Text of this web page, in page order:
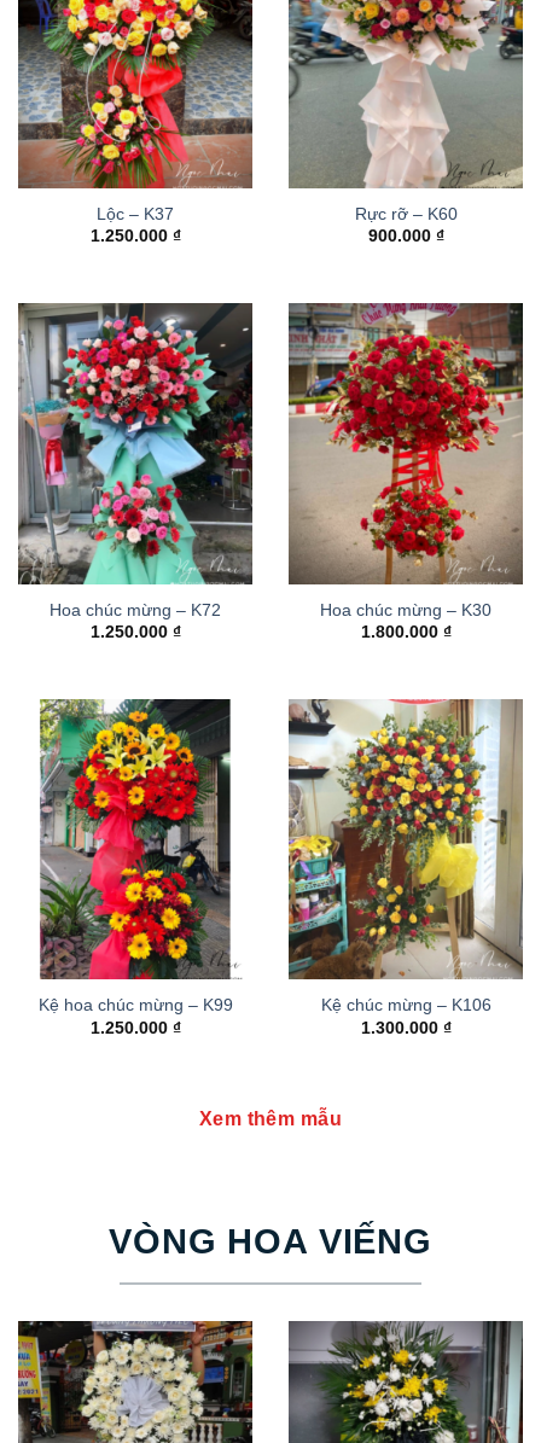
Lộc – K37
1.250.000 ₫
Rực rỡ – K60
900.000 ₫
Hoa chúc mừng – K72
1.250.000 ₫
Hoa chúc mừng – K30
1.800.000 ₫
Kệ hoa chúc mừng – K99
1.250.000 ₫
Kệ chúc mừng – K106
1.300.000 ₫
Xem thêm mẫu
VÒNG HOA VIẾNG